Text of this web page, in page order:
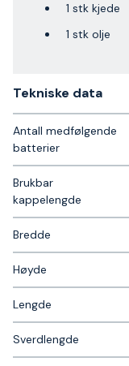
1 stk kjede
1 stk olje
Tekniske data​
Antall medfølgende
batterier
Brukbar
kappelengde
Bredde
Høyde
Lengde
Sverdlengde